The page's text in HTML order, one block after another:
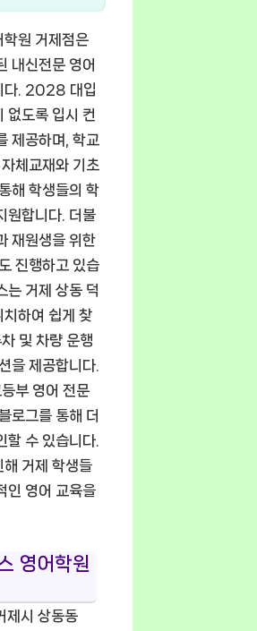
학원 거제점은
내신전문 영어
다. 2028 대입
없도록 입시 컨
제공하며, 학교
체교재와 기초
해 학생들의 학
원합니다. 더불
재원생을 위한
진행하고 있습
는 거제 상동 덕
하여 쉽게 찾
및 차량 운행
을 제공합니다.
부 영어 전문
로그를 통해 더
할 수 있습니다.
거제 학생들
인 영어 교육을
영어학원
제시 상동동